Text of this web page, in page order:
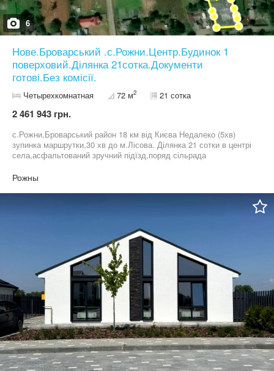
6
Нове.Броварський .с.Рожни.Центр.Будинок 1
поверховий.Ділянка 21сотка.Документи
готові.Без комісії.
Четырехкомнатная 72 м2 21 сотка
2 461 943 грн.
с.Рожни,Броварський район 18 км від Києва Недалеко (5хв)
зупинка маршрутки,30 хв до м.Лісова. Ділянка 21 сотки в центрі
села,асфальтований зручний підїзд,поряд сільрада
одноповерховий цегляний,площа 72м2 (4 кімнати +2 літні
свердловина.
Рожны